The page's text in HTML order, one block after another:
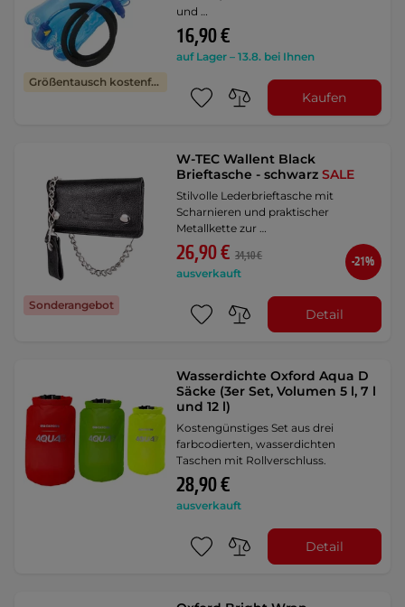
Größentausch kostenfrei
und …
16,90 €
auf Lager – 13.8. bei Ihnen
Kaufen
Sonderangebot
W-TEC Wallent Black
Brieftasche - schwarzSALE
Stilvolle Lederbrieftasche mit
Scharnieren und praktischer
Metallkette zur …
26,90 € 34,10 €
ausverkauft
-21%
Detail
Wasserdichte Oxford Aqua D
Säcke (3er Set, Volumen 5 l, 7 l
und 12 l)
Kostengünstiges Set aus drei
farbcodierten, wasserdichten
Taschen mit Rollverschluss.
28,90 €
ausverkauft
Detail